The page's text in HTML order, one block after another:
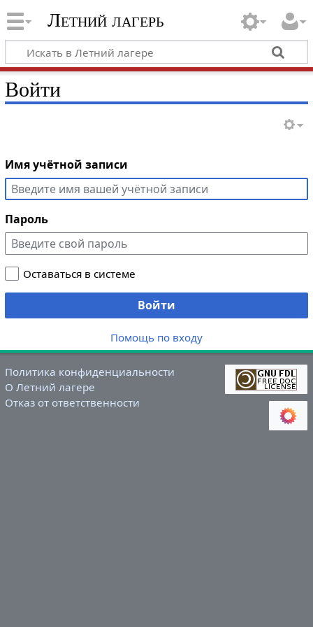
Летний лагерь
Войти
Имя учётной записи
Пароль
Оставаться в системе
Войти
Помощь по входу
Политика конфиденциальности
О Летний лагере
Отказ от ответственности